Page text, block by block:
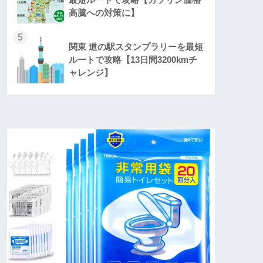
高騰への対策に】
5
関東 道の駅スタンプラリーを最短
ルートで攻略【13日間3200kmチ
ャレンジ】